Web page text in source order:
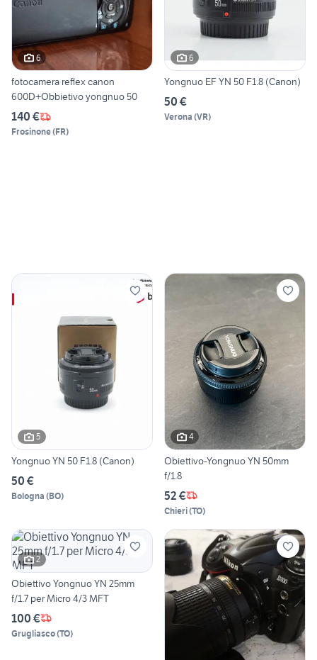
6
fotocamera reflex canon
600D+Obbietivo yongnuo 50
140 €
Frosinone(FR)
6
Yongnuo EF YN 50 F1.8 (Canon)
50 €
Verona (VR)
5
Yongnuo YN 50 F1.8 (Canon)
50 €
Bologna (BO)
4
Obiettivo-Yongnuo YN 50mm
f/1.8
52 €
Chieri(TO)
2
Obiettivo Yongnuo YN 25mm
f/1.7 per Micro 4/3 MFT
100 €
Grugliasco(TO)